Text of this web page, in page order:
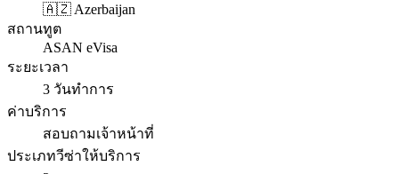
🇦🇿 Azerbaijan
สถานทูต
ASAN eVisa
ระยะเวลา
3 วันทำการ
ค่าบริการ
สอบถามเจ้าหน้าที่
ประเภทวีซ่าให้บริการ